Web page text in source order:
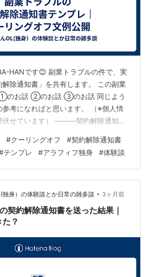
HANです😊 副業トラブルの件で、実
解除通知書」を共有します。 この副業
①のお話 ②のお話 ③のお話 同じよう
参考になればと思います。 （※個人情
伏せています） ———契約解除通知書
約名：◯◯契約契約金額：◯◯円
、クーリングオフを申し出ます。 （※
に記載） ▼ここからは私のケースです
） 私は、LINEの副業オープンチャッ
た副業案内をきっかけに連絡を取り、
導…
#クーリングオフ #契約解除通知書
テンプレ #アラフィフ独身 #体験談
独身）の体験談とか日常の雑多談 • 3ヶ月前
約解除通知書を送った結果｜
？